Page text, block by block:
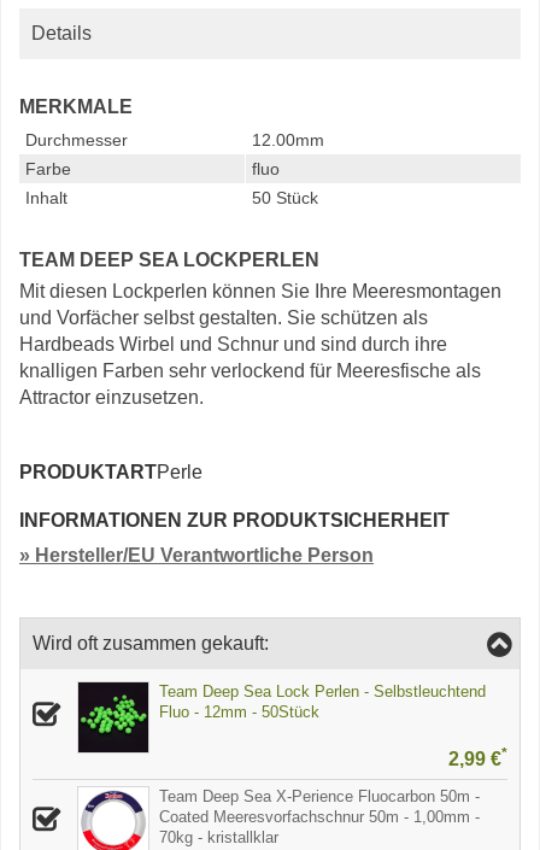
Details
MERKMALE
Durchmesser
12.00mm
Farbe
fluo
Inhalt
50 Stück
TEAM DEEP SEA LOCKPERLEN
Mit diesen Lockperlen können Sie Ihre Meeresmontagen
und Vorfächer selbst gestalten. Sie schützen als
Hardbeads Wirbel und Schnur und sind durch ihre
knalligen Farben sehr verlockend für Meeresfische als
Attractor einzusetzen.
PRODUKTARTPerle
INFORMATIONEN ZUR PRODUKTSICHERHEIT
» Hersteller/EU Verantwortliche Person
Wird oft zusammen gekauft:
Team Deep Sea Lock Perlen - Selbstleuchtend
Fluo - 12mm - 50Stück
2,99 €*
Team Deep Sea X-Perience Fluocarbon 50m -
Coated Meeresvorfachschnur 50m - 1,00mm -
70kg - kristallklar